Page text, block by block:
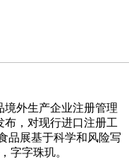
境外生产企业注册管理
布，对现行进口注册工
品展基于科学和风险写
字字珠玑。